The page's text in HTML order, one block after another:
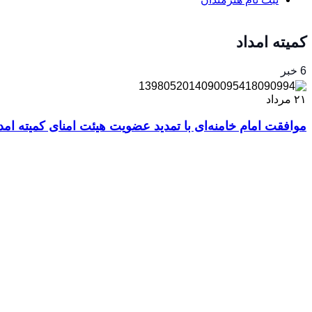
کمیته امداد
6 خبر
۲۱ مرداد
موافقت امام خامنه‌ای با تمدید عضویت هیئت امنای کمیته